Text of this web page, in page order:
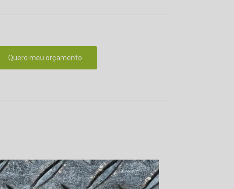
Quero meu orçamento